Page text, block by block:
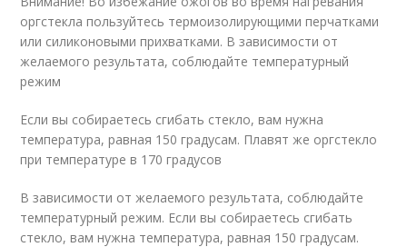
оргстекла пользуйтесь термоизолирующими перчатками
или силиконовыми прихватками. В зависимости от
желаемого результата, соблюдайте температурный
режим
Если вы собираетесь сгибать стекло, вам нужна
температура, равная 150 градусам. Плавят же оргстекло
при температуре в 170 градусов
В зависимости от желаемого результата, соблюдайте
температурный режим. Если вы собираетесь сгибать
стекло, вам нужна температура, равная 150 градусам.